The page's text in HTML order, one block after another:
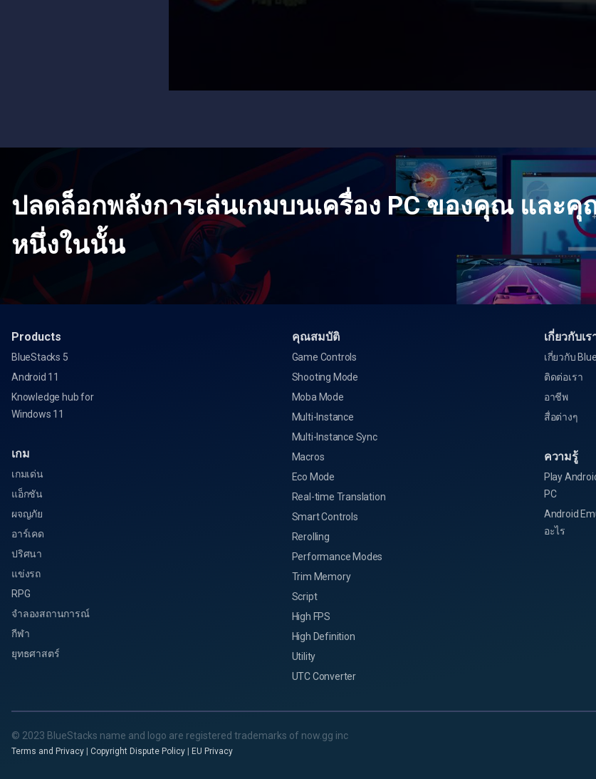
ปลดล็อกพลังการเล่นเกมบนเครื่อง PC ของคุณ และ
หนึ่งในนั้น
Products
BlueStacks 5
Android 11
Knowledge hub for
Windows 11
เกม
เกมเด่น
แอ็กชัน
ผจญภัย
อาร์เคด
ปริศนา
แข่งรถ
RPG
จำลองสถานการณ์
กีฬา
ยุทธศาสตร์
คุณสมบัติ
Game Controls
Shooting Mode
Moba Mode
Multi-Instance
Multi-Instance Sync
Macros
Eco Mode
Real-time Translation
Smart Controls
Rerolling
Performance Modes
Trim Memory
Script
High FPS
High Definition
Utility
UTC Converter
เกี่ยวกับเร
เกี่ยวกับ
ติดต่อเรา
อาชีพ
สื่อต่างๆ
ความรู้
Play
PC
Android
อะไร
© 2023 BlueStacks name and logo are registered trademarks of now.gg inc
Terms and Privacy Copyright Dispute Policy EU Privacy